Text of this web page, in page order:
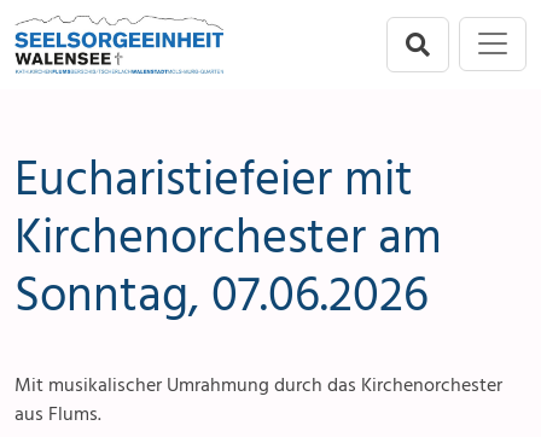
Direkt zur Hauptnavigation springen
Direkt zum Inhalt springen
Eucharistiefeier mit
Kirchenorchester am
Sonntag, 07.06.2026
Mit musikalischer Umrahmung durch das Kirchenorchester
aus Flums.
Menu
Berschis-Tscherlach
Walenstadt
Seelsorgeeinheit
Angebote & Sakramente
Links